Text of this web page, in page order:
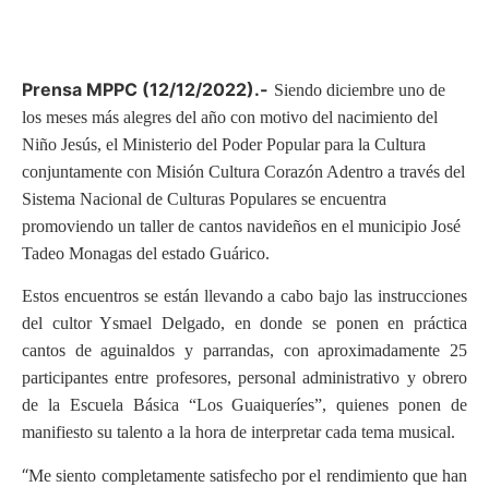
Prensa MPPC (12/12/2022).- Siendo diciembre uno de
los meses más alegres del año con motivo del nacimiento del
Niño Jesús, el Ministerio del Poder Popular para la Cultura
conjuntamente con Misión Cultura Corazón Adentro a través del
Sistema Nacional de Culturas Populares se encuentra
promoviendo un taller de cantos navideños en el municipio José
Tadeo Monagas del estado Guárico.
Estos encuentros se están llevando a cabo bajo las instrucciones
del cultor Ysmael Delgado, en donde se ponen en práctica
cantos de aguinaldos y parrandas, con aproximadamente 25
participantes entre profesores, personal administrativo y obrero
de la Escuela Básica “Los Guaiqueríes”, quienes ponen de
manifiesto su talento a la hora de interpretar cada tema musical.
“Me siento completamente satisfecho por el rendimiento que han